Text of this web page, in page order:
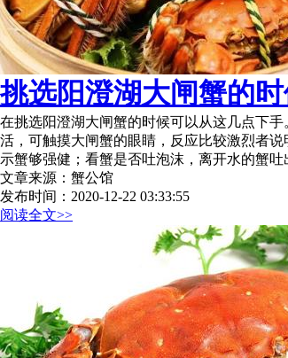
挑选阳澄湖大闸蟹的
在挑选阳澄湖大闸蟹的时候可以从这几点下
活，可触摸大闸蟹的眼睛，反应比较激烈者
示蟹够强健；看蟹是否吐泡沫，离开水的蟹
文章来源：蟹公馆
发布时间：2020-12-22 03:33:55
阅读全文>>